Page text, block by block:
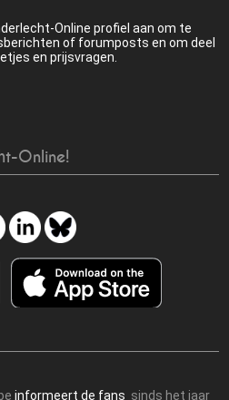
Online profiel aan om te
of forumposts en om deel
en prijsvragen.
Online!
informeert de fans sinds het jaar